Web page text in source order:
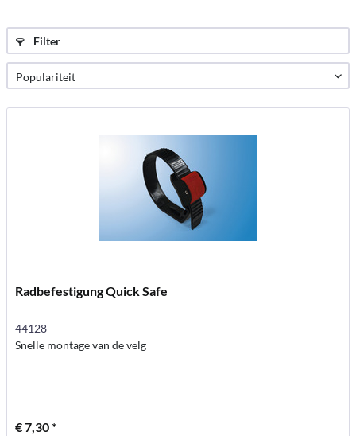
Filter
Radbefestigung Quick Safe
44128
Snelle montage van de velg
€ 7,30 *